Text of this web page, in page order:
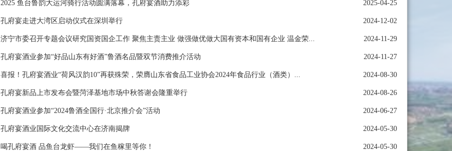
2025 鱼台鲁韵大运河骑行活动圆满落幕，孔府宴酒助力添彩​ 2025-04-25
孔府宴走进大湾区启动仪式在深圳举行 2024-12-02
济宁市委召开专题会议研究国资国企工作 聚焦主责主业 做强做优做大国有资本和国有企业 温金荣... 2024-11-29
孔府宴酒业参加“好品山东有好酒”鲁酒名品暨双节消费推介活动 2024-11-27
喜报！孔府宴酒业“荷风汉韵10”再获殊荣，荣膺山东省食品工业协会2024年食品行业（酒类）... 2024-08-30
孔府宴新品上市发布会暨菏泽基地市场中秋答谢会隆重举行 2024-08-26
孔府宴酒业参加“2024鲁酒全国行·北京推介会”活动 2024-06-27
孔府宴酒业国际文化交流中心在济南揭牌 2024-05-30
喝孔府宴酒 品鱼台龙虾——我们在鱼稼里等你！ 2024-05-30